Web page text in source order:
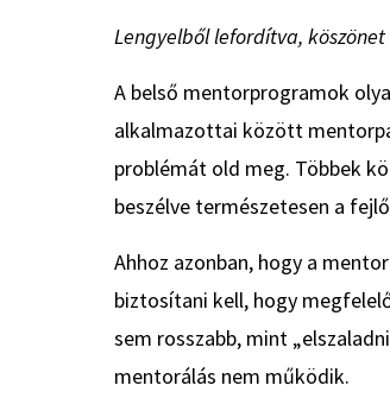
Lengyelből lefordítva, köszönet
A belső mentorprogramok
alkalmazottai között
problémát old meg. Többek
beszélve természetesen a
Ahhoz azonban, hogy a
biztosítani kell, hogy
sem rosszabb, mint
mentorálás nem működik.